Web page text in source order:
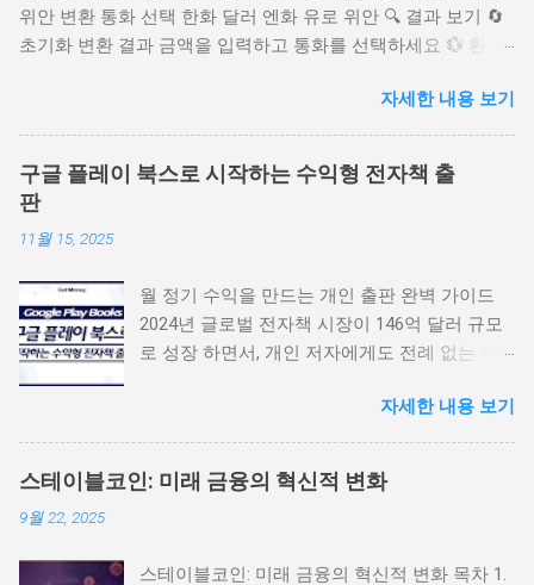
위안 변환 통화 선택 한화 달러 엔화 유로 위안 🔍 결과 보기 🔄
초기화 변환 결과 금액을 입력하고 통화를 선택하세요 💱 환율
자세한 내용 보기
구글 플레이 북스로 시작하는 수익형 전자책 출
판
11월 15, 2025
월 정기 수익을 만드는 개인 출판 완벽 가이드
2024년 글로벌 전자책 시장이 146억 달러 규모
로 성장 하면서, 개인 저자에게도 전례 없는 수
는 52%의 수익률 을 제공하며, 복잡한 유통망이
나 높은 초기 비용 없이도 전 세계 독자에게 직
접 판매할 수 있는 강력한 플랫폼입니다. 이 가
이드는 단순한 출판 방법이 아닌, 지속 가능한
자세한 내용 보기
스테이블코인: 미래 금융의 혁신적 변화
9월 22, 2025
스테이블코인: 미래 금융의 혁신적 변화 목차 1.